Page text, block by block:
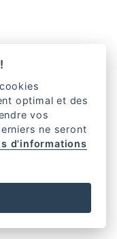
optimal et des
vos
ne seront
d'informations